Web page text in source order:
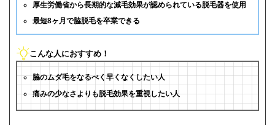
厚生労働省から長期的な減毛効果が認められている脱毛器を使用
最短8ヶ月で脇脱毛を卒業できる
こんな人におすすめ！
脇のムダ毛をなるべく早くなくしたい人
痛みの少なさよりも脱毛効果を重視したい人